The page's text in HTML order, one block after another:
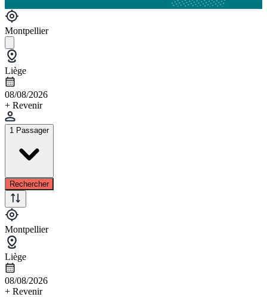
Montpellier
Liège
08/08/2026
+ Revenir
1 Passager
Rechercher
Montpellier
Liège
08/08/2026
+ Revenir